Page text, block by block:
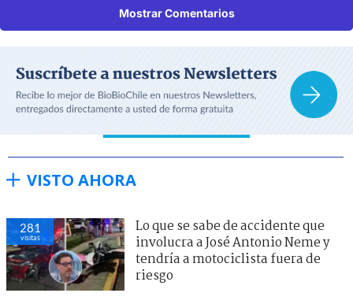
Mostrar Comentarios
VISTO AHORA
281
visitas
Lo que se sabe de accidente que
involucra a José Antonio Neme y
tendría a motociclista fuera de
riesgo